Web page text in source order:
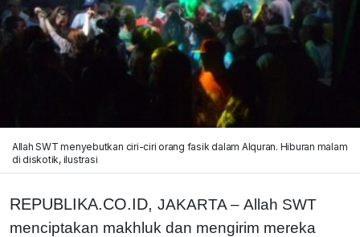
Allah SWT menyebutkan ciri-ciri orang fasik dalam Alquran. Hiburan malam
di diskotik, ilustrasi
REPUBLIKA.CO.ID, JAKARTA – Allah SWT
menciptakan makhluk dan mengirim mereka